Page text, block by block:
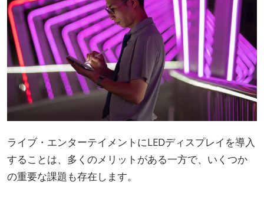
ライブ・エンターテイメントにLEDディスプレイを導入
することは、多くのメリットがある一方で、いくつか
の重要な課題も存在します。